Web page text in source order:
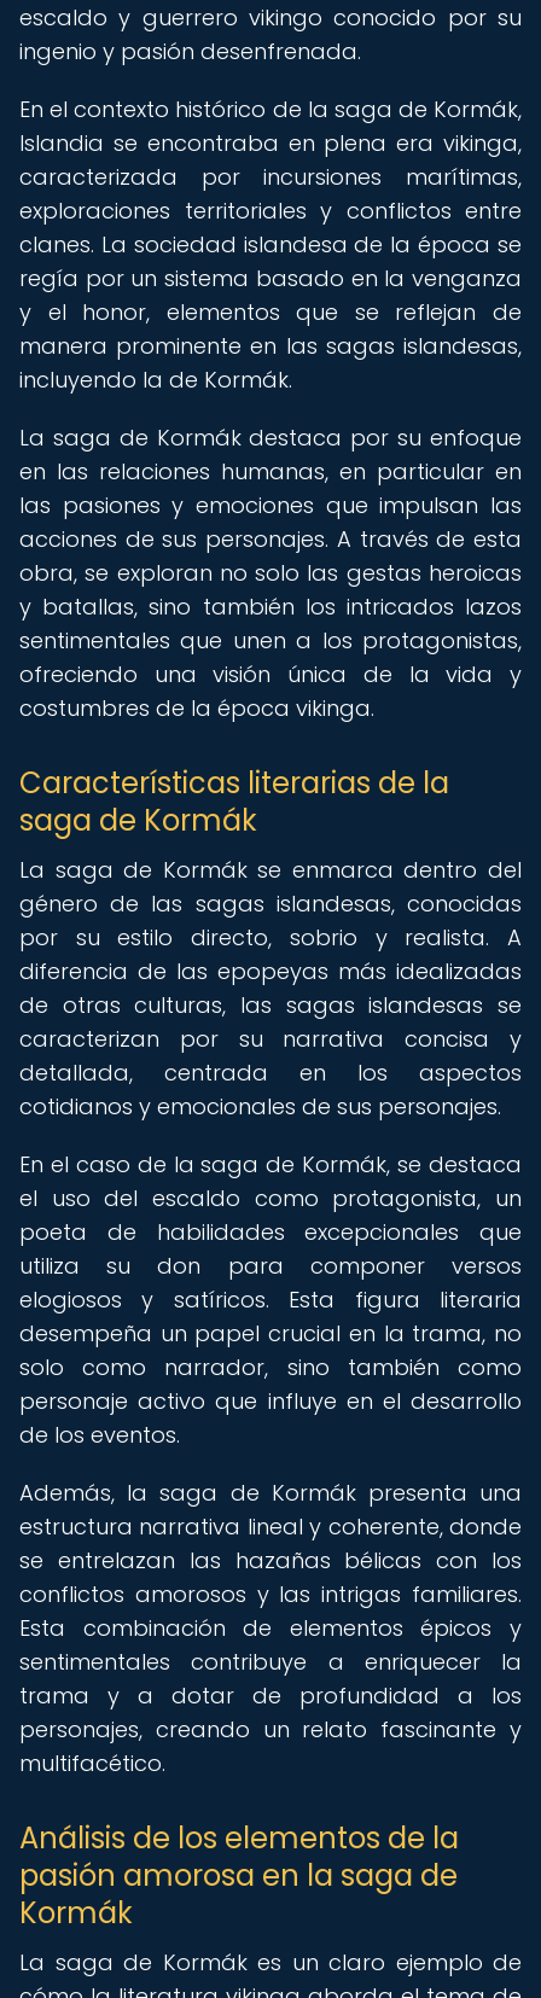
escaldo y guerrero vikingo conocido por su
ingenio y pasión desenfrenada.
En el contexto histórico de la saga de Kormák,
Islandia se encontraba en plena era vikinga,
caracterizada por incursiones marítimas,
exploraciones territoriales y conflictos entre
clanes. La sociedad islandesa de la época se
regía por un sistema basado en la venganza
y el honor, elementos que se reflejan de
manera prominente en las sagas islandesas,
incluyendo la de Kormák.
La saga de Kormák destaca por su enfoque
en las relaciones humanas, en particular en
las pasiones y emociones que impulsan las
acciones de sus personajes. A través de esta
obra, se exploran no solo las gestas heroicas
y batallas, sino también los intricados lazos
sentimentales que unen a los protagonistas,
ofreciendo una visión única de la vida y
costumbres de la época vikinga.
Características literarias de la
saga de Kormák
La saga de Kormák se enmarca dentro del
género de las sagas islandesas, conocidas
por su estilo directo, sobrio y realista. A
diferencia de las epopeyas más idealizadas
de otras culturas, las sagas islandesas se
caracterizan por su narrativa concisa y
detallada, centrada en los aspectos
cotidianos y emocionales de sus personajes.
En el caso de la saga de Kormák, se destaca
el uso del escaldo como protagonista, un
poeta de habilidades excepcionales que
utiliza su don para componer versos
elogiosos y satíricos. Esta figura literaria
desempeña un papel crucial en la trama, no
solo como narrador, sino también como
personaje activo que influye en el desarrollo
de los eventos.
Además, la saga de Kormák presenta una
estructura narrativa lineal y coherente, donde
se entrelazan las hazañas bélicas con los
conflictos amorosos y las intrigas familiares.
Esta combinación de elementos épicos y
sentimentales contribuye a enriquecer la
trama y a dotar de profundidad a los
personajes, creando un relato fascinante y
multifacético.
Análisis de los elementos de la
pasión amorosa en la saga de
Kormák
La saga de Kormák es un claro ejemplo de